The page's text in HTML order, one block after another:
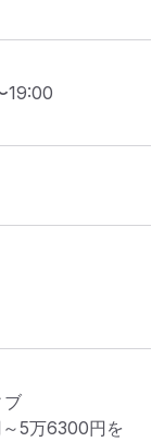
19:00
ブ
5万6300円を